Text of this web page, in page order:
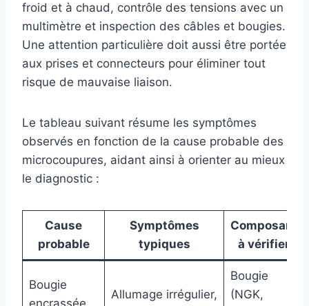
froid et à chaud, contrôle des tensions avec un
multimètre et inspection des câbles et bougies.
Une attention particulière doit aussi être portée
aux prises et connecteurs pour éliminer tout
risque de mauvaise liaison.
Le tableau suivant résume les symptômes
observés en fonction de la cause probable des
microcoupures, aidant ainsi à orienter au mieux
le diagnostic :
Cause
probable
Symptômes
typiques
Composant
à vérifier
Bougie
Allumage irrégulier,
Bougie
(NGK,